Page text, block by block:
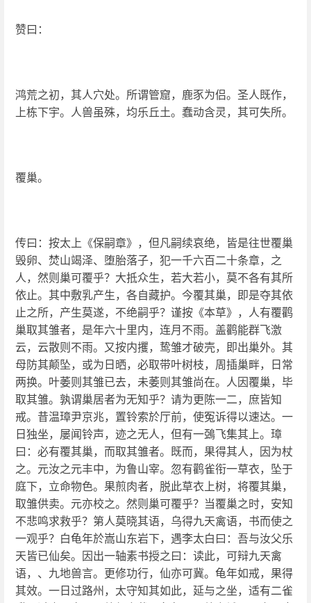
赞曰：
鸿荒之初，其人穴处。所谓管窟，鹿豕为侣。圣人既作，
上栋下宇。人兽虽殊，均乐丘土。蠢动含灵，其可失所。
覆巢。
传曰：按太上《保嗣章》，但凡嗣续哀绝，皆是往世覆巢
毁卵、焚山竭泽、堕胎落子，犯一千六百二十条章，之
人，然则巢可覆乎？大抵众生，若大若小，莫不各有其所
依止。其中敷乳产生，各自藏护。今覆其巢，即是夺其依
止之所，产生莫遂，不绝嗣乎？谨按《本草》，人有覆鹳
巢取其雏者，是年六十里内，连月不雨。盖鹳能群飞激
云，云散则不雨。又按内攫，鸷雏才破壳，即出巢外。其
母防其颠坠，或为日晒，必取带叶树枝，周插巢畔，日常
两换。叶萎则其雏已去，未萎则其雏尚在。人因覆巢，毕
取其雏。孰谓巢居者为无知乎？请为更陈一二，庶皆知
戒。昔温璋尹京兆，置铃索於厅前，使冤诉得以速达。一
日独坐，屡闻铃声，迹之无人，但有一鵶飞集其上。璋
曰：必有覆其巢，而取其雏者。既而，果得其人，因为杖
之。元汝之元丰中，为鲁山宰。忽有鹳雀衔一草衣，坠于
庭下，立命物色。果煎肉者，脱此草衣上树，将覆其巢，
取雏供卖。元亦校之。然则巢可覆乎？当覆巢之时，安知
不悲鸣求救乎？第人莫晓其语，乌得九天禽语，书而使之
一观乎？白龟年於嵩山东岩下，遇李太白曰：吾与汝父乐
天皆已仙矣。因出一轴素书授之曰：读此，可辩九天禽
语，、九地兽言。更修功行，仙亦可冀。龟年如戒，果得
其效。一日过路州，太守知其如此，延与之坐，适有二雀